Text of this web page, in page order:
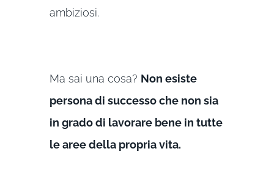
ambiziosi.
Ma sai una cosa? Non esiste
persona di successo che non sia
in grado di lavorare bene in tutte
le aree della propria vita.